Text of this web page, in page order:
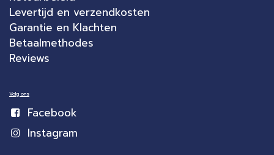
Levertijd en verzendkosten
Garantie en Klachten
Betaalmethodes
Reviews
Volg ons
Facebook
Instagram